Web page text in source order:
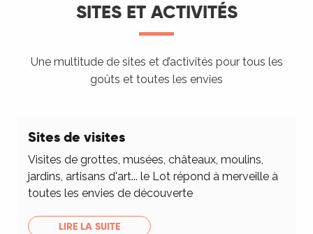
SITES ET ACTIVITÉS
Une multitude de sites et d’activités pour tous les
goûts et toutes les envies
Sites de visites
Visites de grottes, musées, châteaux, moulins,
jardins, artisans d'art... le Lot répond à merveille à
toutes les envies de découverte
LIRE LA SUITE